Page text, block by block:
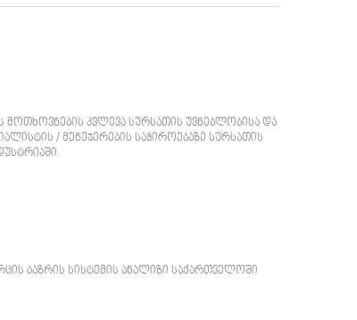
მოთხოვნების კვლევა სურსათის უვნებლობისა და
/ მენეჯერების საჭიროებაზე სურსათის
ბაზრის სისტემის ანალიზი საქართველოში